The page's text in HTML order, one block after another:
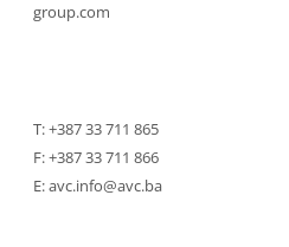
group.com
T:+387 33 711 865
F: +387 33 711 866
E:avc.info@avc.ba